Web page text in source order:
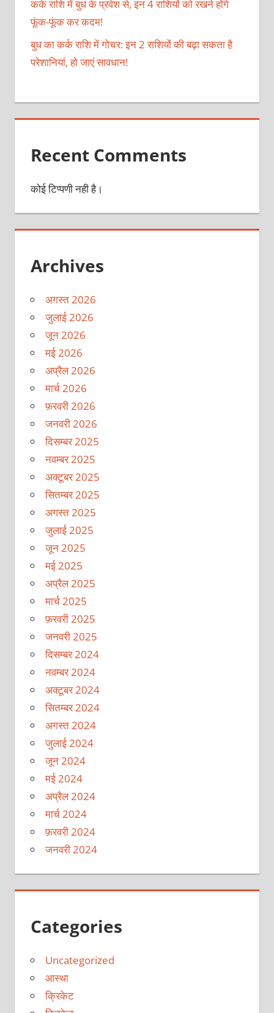
कर्क राशि में बुध के प्रवेश से, इन 4 राशियों को रखने होंगे
फूंक-फूंक कर कदम!
बुध का कर्क राशि में गोचर: इन 2 राशियों की बढ़ा सकता है
परेशानियां, हो जाएं सावधान!
Recent Comments
कोई टिप्पणी नही है।
Archives
अगस्त 2026
जुलाई 2026
जून 2026
मई 2026
अप्रैल 2026
मार्च 2026
फ़रवरी 2026
जनवरी 2026
दिसम्बर 2025
नवम्बर 2025
अक्टूबर 2025
सितम्बर 2025
अगस्त 2025
जुलाई 2025
जून 2025
मई 2025
अप्रैल 2025
मार्च 2025
फ़रवरी 2025
जनवरी 2025
दिसम्बर 2024
नवम्बर 2024
अक्टूबर 2024
सितम्बर 2024
अगस्त 2024
जुलाई 2024
जून 2024
मई 2024
अप्रैल 2024
मार्च 2024
फ़रवरी 2024
जनवरी 2024
Categories
Uncategorized
आस्था
क्रिकेट